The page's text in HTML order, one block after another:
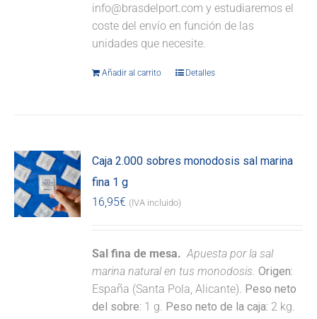
info@brasdelport.com y estudiaremos el
coste del envío en función de las
unidades que necesite.
Añadir al carrito Detalles
Caja 2.000 sobres monodosis sal marina
fina 1 g
16,95€ (IVA incluido)
Sal fina de mesa. Apuesta por la sal
marina natural en tus monodosis. Origen:
España (Santa Pola, Alicante). Peso neto
del sobre: 1 g. Peso neto de la caja: 2 kg.